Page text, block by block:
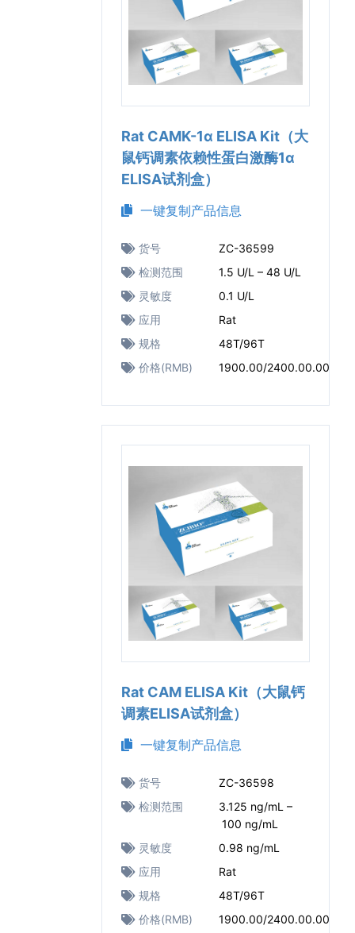
Rat CAMK-1α ELISA Kit（大
鼠钙调素依赖性蛋白激酶1α
ELISA试剂盒）
一键复制产品信息
货号
ZC-36599
检测范围
1.5 U/L – 48 U/L
灵敏度
0.1 U/L
应用
Rat
规格
48T/96T
价格(RMB)
1900.00/2400.00.00
Rat CAM ELISA Kit（大鼠钙
调素ELISA试剂盒）
一键复制产品信息
货号
ZC-36598
检测范围
3.125 ng/mL –
100 ng/mL
灵敏度
0.98 ng/mL
应用
Rat
规格
48T/96T
价格(RMB)
1900.00/2400.00.00